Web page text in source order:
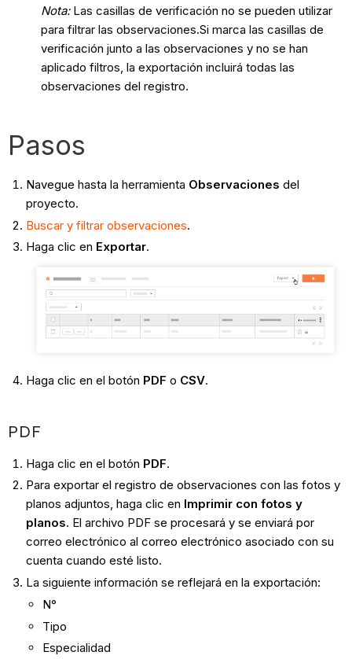
Nota: Las casillas de verificación no se pueden utilizar
para filtrar las observaciones.Si marca las casillas de
verificación junto a las observaciones y no se han
aplicado filtros, la exportación incluirá todas las
observaciones del registro.
Pasos
Navegue hasta la herramienta Observaciones del
proyecto.
Buscar y filtrar observaciones.
Haga clic en Exportar.
Haga clic en el botón PDF o CSV.
PDF
Haga clic en el botón PDF.
Para exportar el registro de observaciones con las fotos y
planos adjuntos, haga clic en Imprimir con fotos y
planos. El archivo PDF se procesará y se enviará por
correo electrónico al correo electrónico asociado con su
cuenta cuando esté listo.
La siguiente información se reflejará en la exportación:
N°
Tipo
Especialidad